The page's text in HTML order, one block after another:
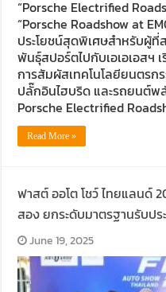
“Porsche Electrified
“Porsche Roadshow at
ประโยชน์สุดพิเศษสำหรับผู้ที่
พันธุ์สปอร์ตไปกับเอเอเอสฯ
การสัมผัสเทคโนโลยียนตร
ปลั๊กอินไฮบริด และรถยนต์พ
Porsche Electrified
Read More »
ฟาสต์ ออโต โชว์ ไทยแลนด์
สอง ยกระดับมาตรฐานรับป
June 19, 2025